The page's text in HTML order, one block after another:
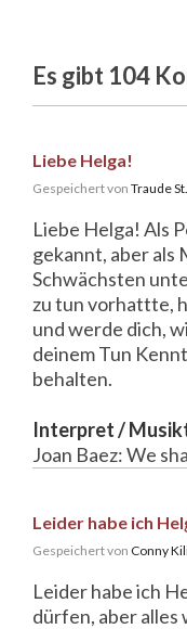
Es gibt 104
Liebe Helga!
Gespeichert von Traude
Liebe Helga! Als
gekannt, aber als
Schwächsten
zu tun vorhattte,
und werde dich,
deinem Tun
behalten.
Interpret /
Joan Baez: We
Leider habe ich
Gespeichert von Conny
Leider habe ich
dürfen, aber alles